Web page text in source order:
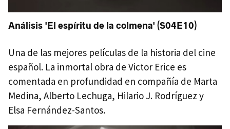
Análisis 'El espíritu de la colmena' (S04E10)
Una de las mejores películas de la historia del cine
español. La inmortal obra de Victor Erice es
comentada en profundidad en compañía de Marta
Medina, Alberto Lechuga, Hilario J. Rodríguez y
Elsa Fernández-Santos.